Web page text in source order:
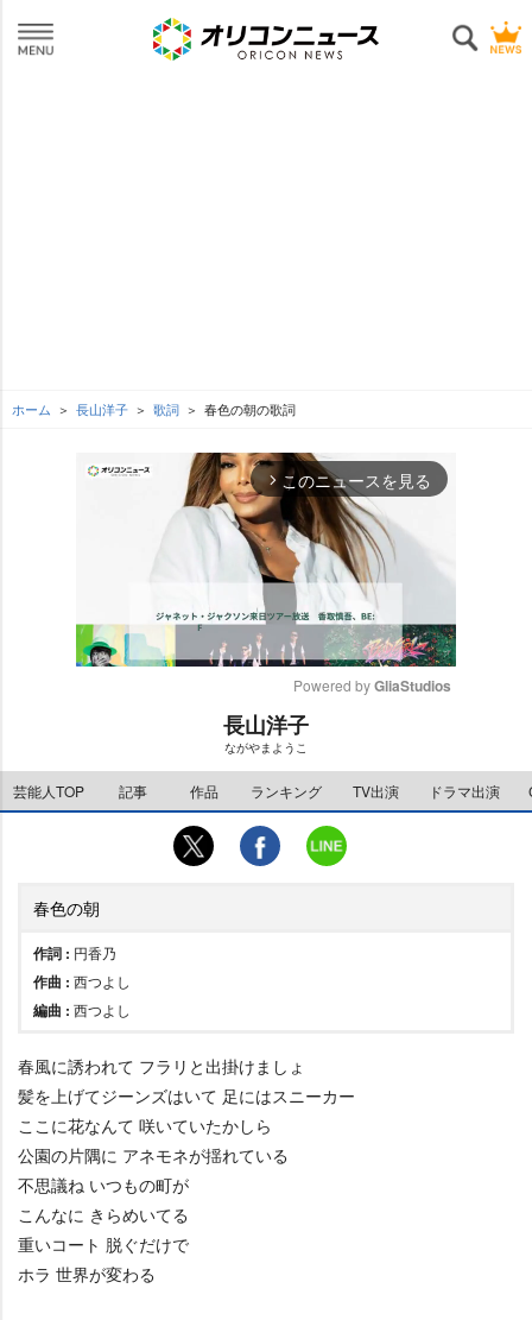
ホーム 長山洋子 歌詞 春色の朝の歌詞
arrow_forward_ios このニュースを見る
e
Powered by GliaStudios
長山洋子
ながやまようこ
芸能人TOP 記事 作品 ランキング TV出演 ドラマ出演
春色の朝
作詞 : 円香乃
作曲 : 西つよし
編曲 : 西つよし
春風に誘われて フラリと出掛けましょ
髪を上げてジーンズはいて 足にはスニーカー
ここに花なんて 咲いていたかしら
公園の片隅に アネモネが揺れている
不思議ね いつもの町が
こんなに きらめいてる
重いコート 脱ぐだけで
ホラ 世界が変わる